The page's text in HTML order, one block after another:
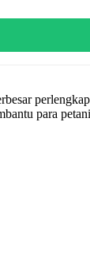
para